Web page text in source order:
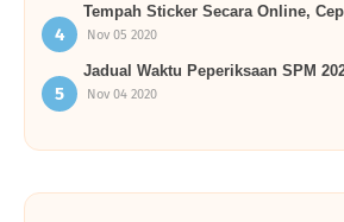
Tempah Sticker Secara Online,
Nov 05 2020
Jadual Waktu Peperiksaan SPM
Nov 04 2020